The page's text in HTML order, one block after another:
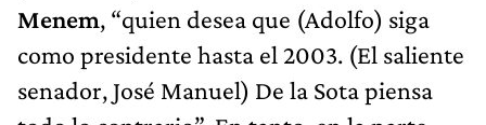
Menem, “quien desea que (Adolfo) siga
como presidente hasta el 2003. (El saliente
senador, José Manuel) De la Sota piensa